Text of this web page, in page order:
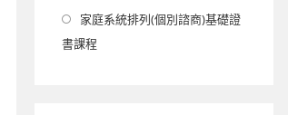
家庭系統排列(個別諮商)基礎證
書課程